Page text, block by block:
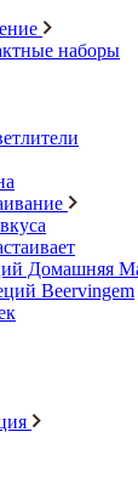
наборы
Домашняя
Beervingem